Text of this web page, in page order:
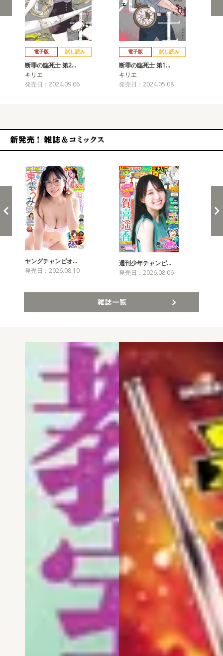
電子版 試し読み
断罪の臨死士 第2…
キリエ
発売日：2024.09.06
電子版 試し読み
断罪の臨死士 第1…
キリエ
発売日：2024.05.08
ヤングチャンピオ…
発売日：2026.08.10
週刊少年チャンピ…
発売日：2026.08.06